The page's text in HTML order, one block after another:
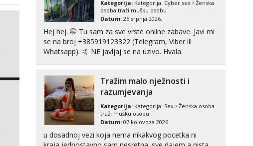
Čekam tvoj poziv!
Tel: 064/677-677- Kod: #123
tel:0,93€ - mob:1,12€ min
Anđela
Čekam tvoj poziv!
tel:0,93€ - mob:1,12€ min
Kategorija: Kategorija: Cyber sex
Ženska
osoba traži mušku osobu
Datum: 25.srpnja 2026.
Hej hej. 🤭 Tu sam za sve vrste online zabave. Javi mi
se na broj +385919123322 (Telegram, Viber ili
Whatsapp). 🤙 NE javljaj se na uzivo. Hvala.
Tražim malo nježnosti i
razumjevanja
Kategorija: Kategorija: Sex
Ženska osoba
traži mušku osobu
Datum: 07.kolovoza 2026.
u dosadnoj vezi koja nema nikakvog pocetka ni